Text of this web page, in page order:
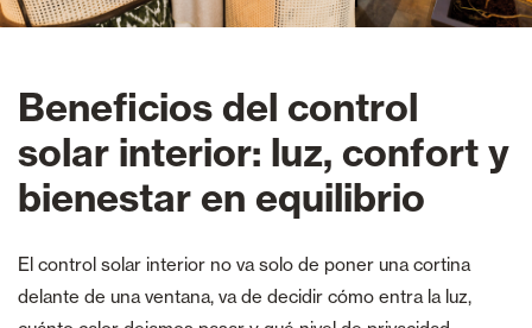
Beneficios del control
solar interior: luz, confort y
bienestar en equilibrio
El control solar interior no va solo de poner una cortina
delante de una ventana, va de decidir cómo entra la luz,